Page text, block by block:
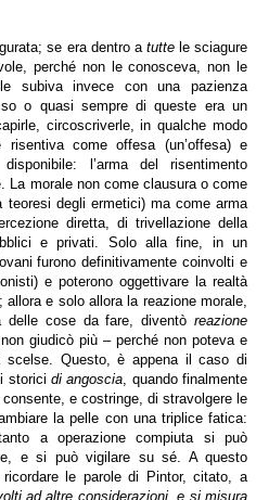
se era dentro a tuttele sciagure
perché non le conosceva, non le
subiva invece con una pazienza
o quasi sempre di queste era un
circoscriverle, in qualche modo
come offesa (un’offesa) e
l’arma del risentimento
La morale non come clausura o come
teoresi degli ermetici) ma come arma
diretta, di trivellazione della
e privati. Solo alla fine, in un
furono definitivamente coinvolti e
e poterono oggettivare la realtà
e solo allora la reazione morale,
delle cose da fare, diventò reazione
giudicò più – perché non poteva e
Questo, è appena il caso di
storici di angoscia , quando finalmente
e costringe, di stravolgere le
la pelle con una triplice fatica:
a operazione compiuta si può
e si può vigilare su sé. A questo
le parole di Pintor, citato, a
ad altre considerazioni, e si misura